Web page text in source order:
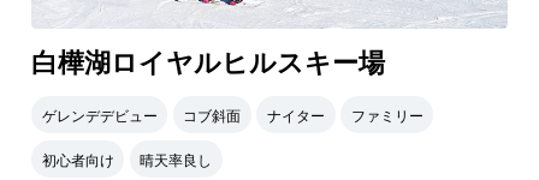
白樺湖ロイヤルヒルスキー場
ゲレンデデビュー コブ斜面 ナイター ファミリー
初心者向け 晴天率良し